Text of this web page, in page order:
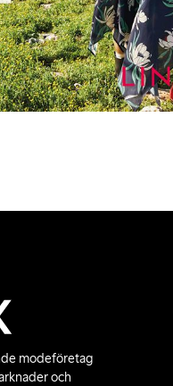
modeföretag
och